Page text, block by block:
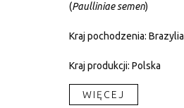
(Paulliniae semen)
Kraj pochodzenia: Brazylia
Kraj produkcji: Polska
WIĘCEJ​